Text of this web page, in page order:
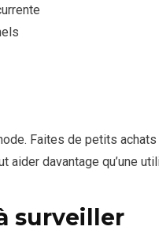
Faites de petits
aider davantage qu’une
surveiller